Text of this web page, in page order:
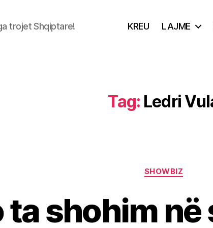
trojet Shqiptare! KREU LAJME
Tag: Ledri
Categories
SHOWBIZ
ta shohim